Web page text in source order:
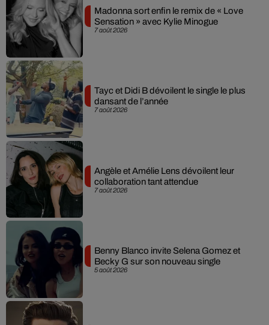
7 août 2026
Madonna sort enfin le remix de « Love
Sensation » avec Kylie Minogue
7 août 2026
Tayc et Didi B dévoilent le single le plus
dansant de l’année
7 août 2026
Angèle et Amélie Lens dévoilent leur
collaboration tant attendue
5 août 2026
Benny Blanco invite Selena Gomez et
Becky G sur son nouveau single